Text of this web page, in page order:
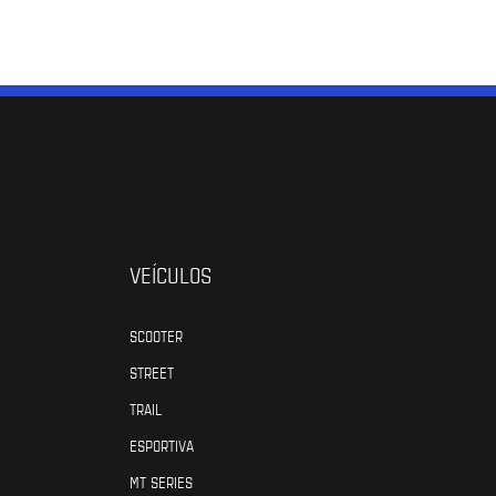
VEÍCULOS
SCOOTER
STREET
TRAIL
ESPORTIVA
MT SERIES